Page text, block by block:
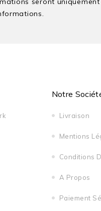
Notre
Livraison
Mentions
Conditions
A Propos
Paiement